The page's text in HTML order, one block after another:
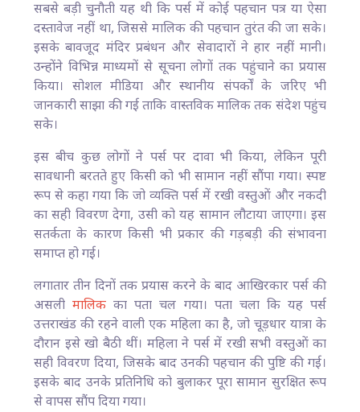
सबसे बड़ी चुनौती यह थी कि पर्स में कोई पहचान पत्र या ऐसा
दस्तावेज नहीं था, जिससे मालिक की पहचान तुरंत की जा सके।
इसके बावजूद मंदिर प्रबंधन और सेवादारों ने हार नहीं मानी।
उन्होंने विभिन्न माध्यमों से सूचना लोगों तक पहुंचाने का प्रयास
किया। सोशल मीडिया और स्थानीय संपर्कों के जरिए भी
जानकारी साझा की गई ताकि वास्तविक मालिक तक संदेश पहुंच
सके।
इस बीच कुछ लोगों ने पर्स पर दावा भी किया, लेकिन पूरी
सावधानी बरतते हुए किसी को भी सामान नहीं सौंपा गया। स्पष्ट
रूप से कहा गया कि जो व्यक्ति पर्स में रखी वस्तुओं और नकदी
का सही विवरण देगा, उसी को यह सामान लौटाया जाएगा। इस
सतर्कता के कारण किसी भी प्रकार की गड़बड़ी की संभावना
समाप्त हो गई।
लगातार तीन दिनों तक प्रयास करने के बाद आखिरकार पर्स की
असलीमालिकका पता चल गया। पता चला कि यह पर्स
उत्तराखंड की रहने वाली एक महिला का है, जो चूड़धार यात्रा के
दौरान इसे खो बैठी थीं। महिला ने पर्स में रखी सभी वस्तुओं का
सही विवरण दिया, जिसके बाद उनकी पहचान की पुष्टि की गई।
इसके बाद उनके प्रतिनिधि को बुलाकर पूरा सामान सुरक्षित रूप
से वापस सौंप दिया गया।